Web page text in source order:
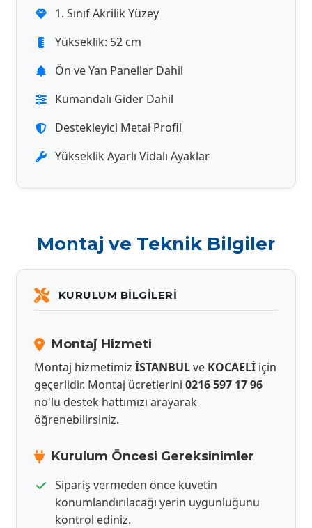
1. Sınıf Akrilik Yüzey
Yükseklik: 52 cm
Ön ve Yan Paneller Dahil
Kumandalı Gider Dahil
Destekleyici Metal Profil
Yükseklik Ayarlı Vidalı Ayaklar
Montaj ve Teknik Bilgiler
KURULUM BILGILERI
Montaj Hizmeti
Montaj hizmetimiz İSTANBULve KOCAELİ için
geçerlidir. Montaj ücretlerini 0216 597 17 96
no'lu destek hattımızı arayarak
öğrenebilirsiniz.
Kurulum Öncesi Gereksinimler
Sipariş vermeden önce küvetin
konumlandırılacağı yerin uygunluğunu
kontrol ediniz.